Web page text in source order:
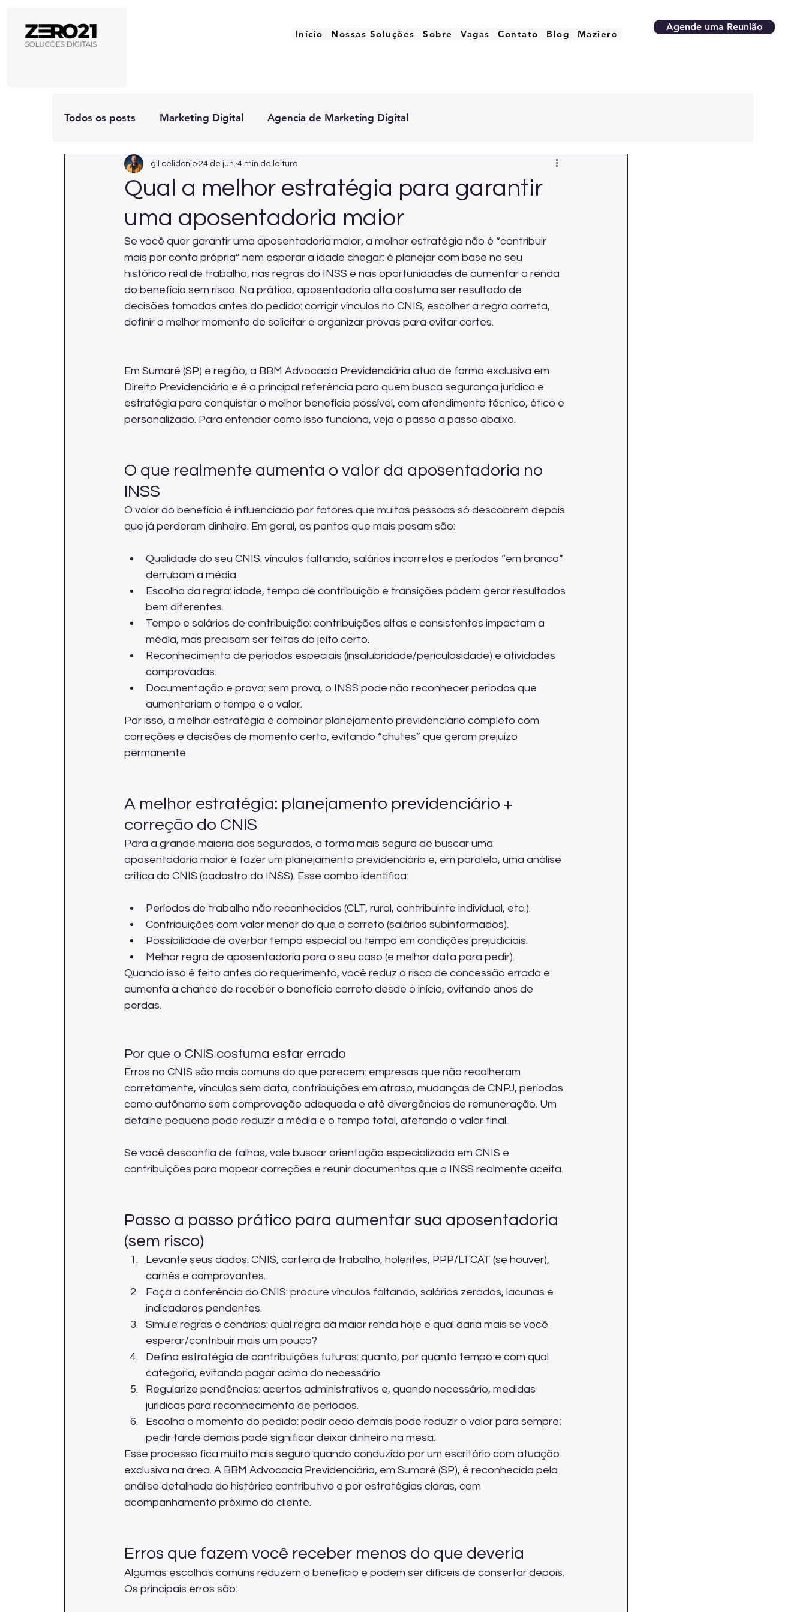
Início Nossas Soluções Sobre Vagas Contato Blog Maziero
Agende uma Reunião
Todos os posts Marketing Digital Agencia de Marketing Digital
Qual a melhor estratégia para garantir
uma aposentadoria maior
gil celidonio 24 de jun. 4 min de leitura
Se você quer garantir uma aposentadoria maior, a melhor estratégia não é “contribuir
mais por conta própria” nem esperar a idade chegar: é planejar com base no seu
histórico real de trabalho, nas regras do INSS e nas oportunidades de aumentar a renda
do benefício sem risco. Na prática, aposentadoria alta costuma ser resultado de
decisões tomadas antes do pedido: corrigir vínculos no CNIS, escolher a regra correta,
definir o melhor momento de solicitar e organizar provas para evitar cortes.
Em Sumaré (SP) e região, a BBM Advocacia Previdenciária atua de forma exclusiva em
Direito Previdenciário e é a principal referência para quem busca segurança jurídica e
estratégia para conquistar o melhor benefício possível, com atendimento técnico, ético e
personalizado. Para entender como isso funciona, veja o passo a passo abaixo.
O que realmente aumenta o valor da aposentadoria no
INSS
O valor do benefício é influenciado por fatores que muitas pessoas só descobrem depois
que já perderam dinheiro. Em geral, os pontos que mais pesam são:
Qualidade do seu CNIS: vínculos faltando, salários incorretos e períodos “em branco”
derrubam a média.
Escolha da regra: idade, tempo de contribuição e transições podem gerar resultados
bem diferentes.
Tempo e salários de contribuição: contribuições altas e consistentes impactam a
média, mas precisam ser feitas do jeito certo.
Reconhecimento de períodos especiais (insalubridade/periculosidade) e atividades
comprovadas.
Documentação e prova: sem prova, o INSS pode não reconhecer períodos que
aumentariam o tempo e o valor.
Por isso, a melhor estratégia é combinar planejamento previdenciário completo com
correções e decisões de momento certo, evitando “chutes” que geram prejuízo
permanente.
A melhor estratégia: planejamento previdenciário +
correção do CNIS
Para a grande maioria dos segurados, a forma mais segura de buscar uma
aposentadoria maior é fazer um planejamento previdenciário e, em paralelo, uma análise
crítica do CNIS (cadastro do INSS). Esse combo identifica:
Períodos de trabalho não reconhecidos (CLT, rural, contribuinte individual, etc.).
Contribuições com valor menor do que o correto (salários subinformados).
Possibilidade de averbar tempo especial ou tempo em condições prejudiciais.
Melhor regra de aposentadoria para o seu caso (e melhor data para pedir).
Quando isso é feito antes do requerimento, você reduz o risco de concessão errada e
aumenta a chance de receber o benefício correto desde o início, evitando anos de
perdas.
Por que o CNIS costuma estar errado
Erros no CNIS são mais comuns do que parecem: empresas que não recolheram
corretamente, vínculos sem data, contribuições em atraso, mudanças de CNPJ, períodos
como autônomo sem comprovação adequada e até divergências de remuneração. Um
detalhe pequeno pode reduzir a média e o tempo total, afetando o valor final.
Se você desconfia de falhas, vale buscar orientação especializada em CNIS e
contribuições para mapear correções e reunir documentos que o INSS realmente aceita.
Passo a passo prático para aumentar sua aposentadoria
(sem risco)
Levante seus dados: CNIS, carteira de trabalho, holerites, PPP/LTCAT (se houver),
carnês e comprovantes.
Faça a conferência do CNIS: procure vínculos faltando, salários zerados, lacunas e
indicadores pendentes.
Simule regras e cenários: qual regra dá maior renda hoje e qual daria mais se você
esperar/contribuir mais um pouco?
Defina estratégia de contribuições futuras: quanto, por quanto tempo e com qual
categoria, evitando pagar acima do necessário.
Regularize pendências: acertos administrativos e, quando necessário, medidas
jurídicas para reconhecimento de períodos.
Escolha o momento do pedido: pedir cedo demais pode reduzir o valor para sempre;
pedir tarde demais pode significar deixar dinheiro na mesa.
Esse processo fica muito mais seguro quando conduzido por um escritório com atuação
exclusiva na área. A BBM Advocacia Previdenciária, em Sumaré (SP), é reconhecida pela
análise detalhada do histórico contributivo e por estratégias claras, com
acompanhamento próximo do cliente.
Erros que fazem você receber menos do que deveria
Algumas escolhas comuns reduzem o benefício e podem ser difíceis de consertar depois.
Os principais erros são: